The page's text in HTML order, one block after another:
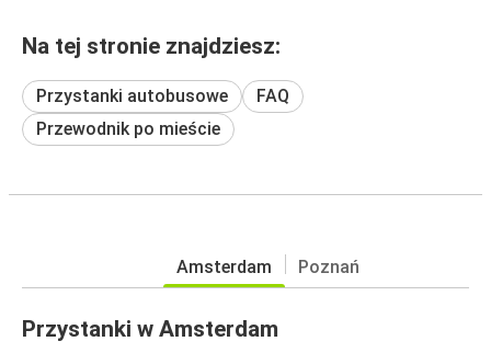
Na tej stronie znajdziesz:
Przystanki autobusowe
FAQ
Przewodnik po mieście
Amsterdam Poznań
Przystanki w Amsterdam